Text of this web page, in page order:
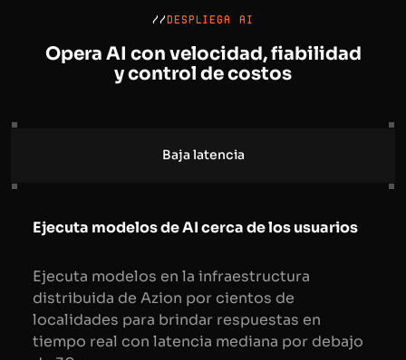
// DESPLIEGA AI
Opera AI con velocidad,fiabilidad
y control de costos
Baja latencia
Ejecuta modelos de AI cerca de los usuarios
Ejecuta modelos en la infraestructura
distribuida de Azion por cientos de
localidades para brindar respuestas en
tiempo real con latencia mediana por debajo